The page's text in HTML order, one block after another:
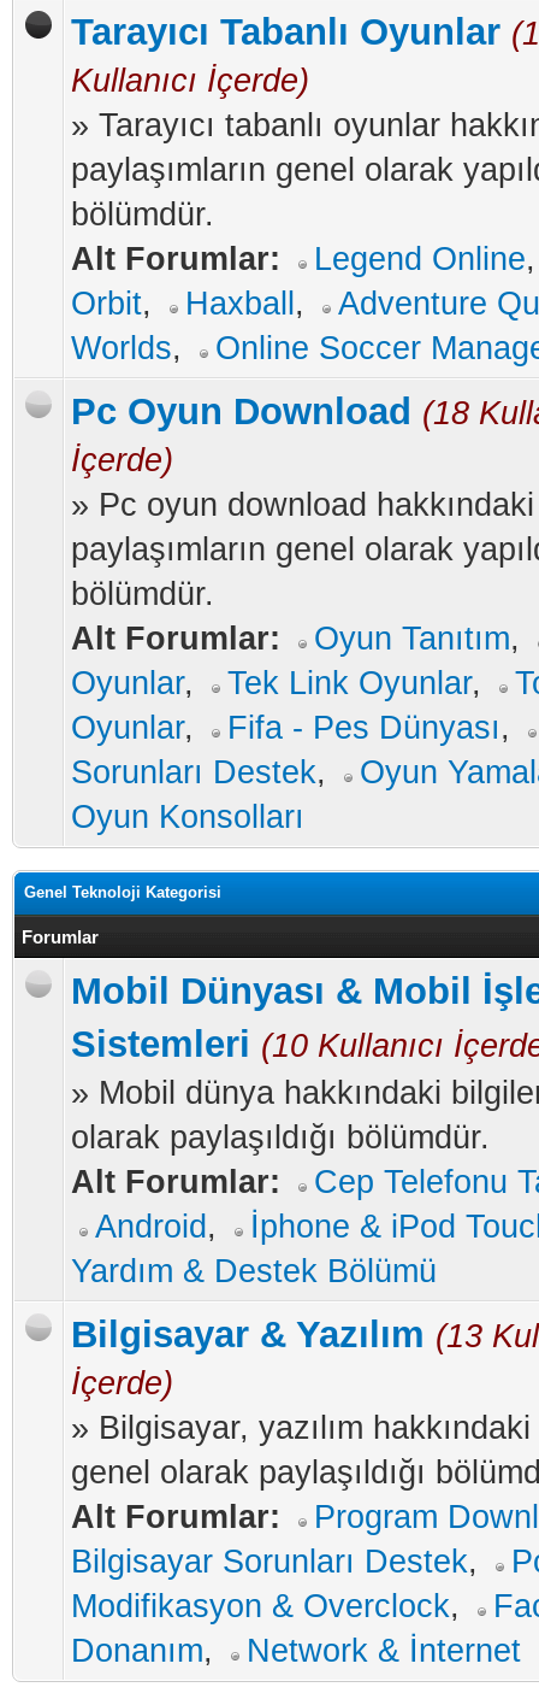
Tarayıcı Tabanlı Oyunlar
Kullanıcı İçerde)
» Tarayıcı tabanlı oyunlar
paylaşımların genel olarak
bölümdür.
Alt Forumlar:
Legend Online
Orbit, Haxball ,
Adventure
Worlds, Online Soccer
Pc Oyun Download (18
İçerde)
» Pc oyun download hakkındaki
paylaşımların genel olarak
bölümdür.
Alt Forumlar:
Oyun Tanıtım,
Oyunlar, Tek Link Oyunlar,
Oyunlar, Fifa - Pes Dünyası,
Sorunları Destek,
Oyun
Oyun Konsolları
Genel Teknoloji Kategorisi
Forumlar
Mobil Dünyası & Mobil
Sistemleri (10 Kullanıcı
» Mobil dünya hakkındaki
olarak paylaşıldığı bölümdür.
Alt Forumlar:
Cep Telefonu
Android ,
İphone & iPod
Yardım & Destek Bölümü
Bilgisayar & Yazılım (13
İçerde)
» Bilgisayar, yazılım
genel olarak paylaşıldığı
Alt Forumlar:
Program
Bilgisayar Sorunları Destek,
Modifikasyon & Overclock,
Donanım, Network & İnternet